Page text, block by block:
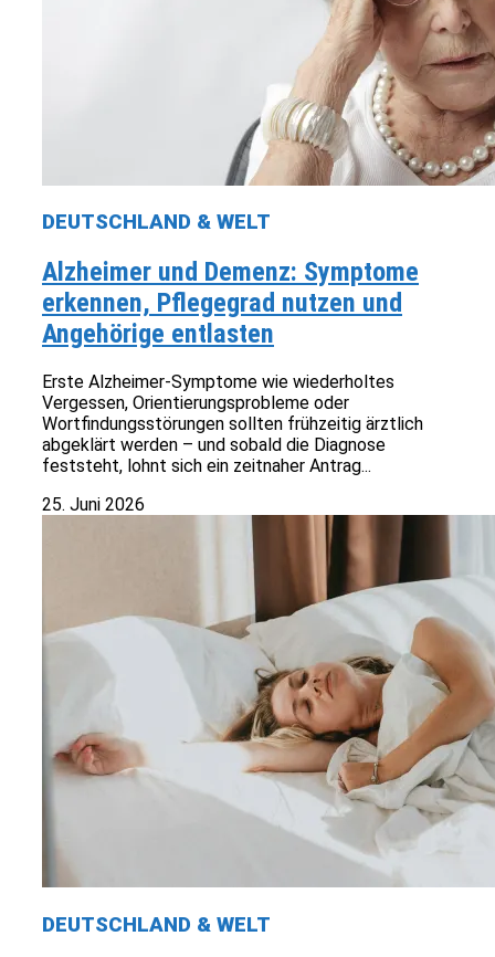
DEUTSCHLAND & WELT
Alzheimer und Demenz: Symptome
erkennen, Pflegegrad nutzen und
Angehörige entlasten
Erste Alzheimer-Symptome wie wiederholtes
Vergessen, Orientierungsprobleme oder
Wortfindungsstörungen sollten frühzeitig ärztlich
abgeklärt werden – und sobald die Diagnose
feststeht, lohnt sich ein zeitnaher Antrag...
25. Juni 2026
DEUTSCHLAND & WELT